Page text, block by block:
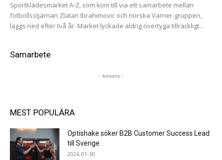
Sportklädesmärket A-Z, som kom till via ett samarbete mellan
fotbollsstjärnan Zlatan Ibrahimovic och norska Varner-gruppen,
läggs ned efter två år. Märket lyckade aldrig övertyga tillräckligt...
Samarbete
- Annons -
MEST POPULÄRA
Optishake söker B2B Customer Success Lead
till Sverige
2026-01-30